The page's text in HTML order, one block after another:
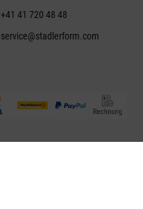
+41 41 720 48 48
service@stadlerform.com